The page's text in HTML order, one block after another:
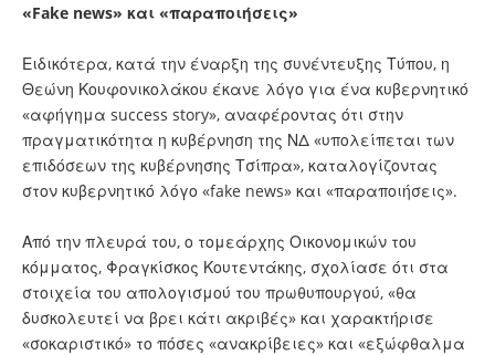
«Fake news» και «παραποιήσεις»
Ειδικότερα, κατά την έναρξη της συνέντευξης Τύπου, η
Θεώνη Κουφονικολάκου έκανε λόγο για ένα κυβερνητικό
«αφήγημα success story», αναφέροντας ότι στην
πραγματικότητα η κυβέρνηση της ΝΔ «υπολείπεται των
επιδόσεων της κυβέρνησης Τσίπρα», καταλογίζοντας
στον κυβερνητικό λόγο «fake news» και «παραποιήσεις».
Από την πλευρά του, ο τομεάρχης Οικονομικών του
κόμματος, Φραγκίσκος Κουτεντάκης, σχολίασε ότι στα
στοιχεία του απολογισμού του πρωθυπουργού, «θα
δυσκολευτεί να βρει κάτι ακριβές» και χαρακτήρισε
«σοκαριστικό» το πόσες «ανακρίβειες» και «εξώφθαλμα